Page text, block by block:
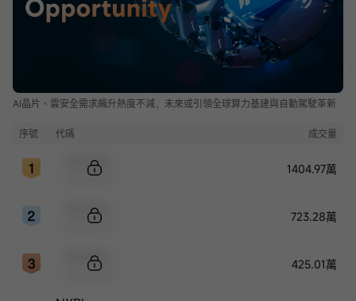
AI晶片、雲安全需求飆升熱度不減，未來或引領全球算力基建與自動駕駛革新
序號 代碼 成交量
1404.97萬
723.28萬
425.01萬